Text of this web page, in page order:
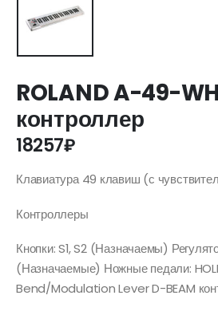
ROLAND A-49-
контроллер
18257₽
Клавиатура 49 клавиш (с
Контроллеры
Кнопки: S1, S2 (Назначаемы)
(Назначаемые) Ножные педали:
Bend/Modulation Lever D-BEAM